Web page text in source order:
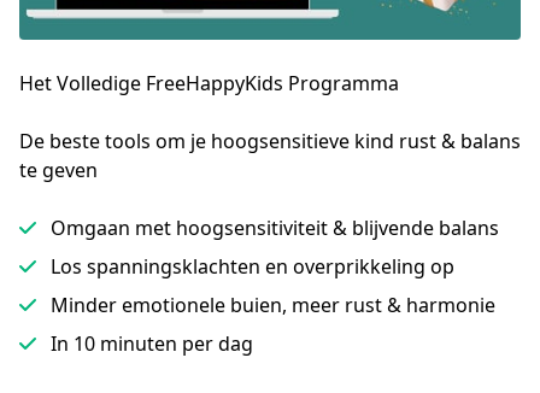
Het Volledige FreeHappyKids Programma
De beste tools om je hoogsensitieve kind rust & balans
te geven
Omgaan met hoogsensitiviteit & blijvende balans
Los spanningsklachten en overprikkeling op
Minder emotionele buien, meer rust & harmonie
In 10 minuten per dag